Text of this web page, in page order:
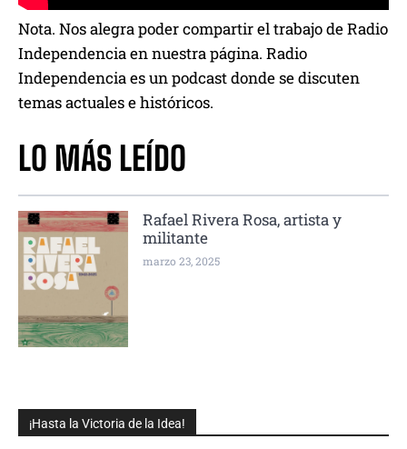
¡Hasta la Victoria de la Idea!
Nota. Nos alegra poder compartir el trabajo de Radio
Independencia en nuestra página. Radio
Independencia es un podcast donde se discuten
temas actuales e históricos.
LO MÁS LEÍDO
Rafael Rivera Rosa, artista y
militante
marzo 23, 2025